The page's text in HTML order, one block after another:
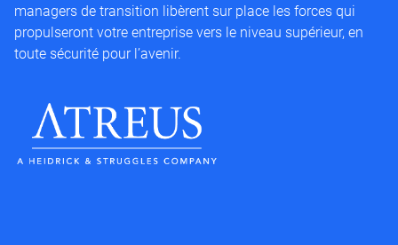
managers de transition libèrent sur place les forces qui
propulseront votre entreprise vers le niveau supérieur, en
toute sécurité pour l’avenir.